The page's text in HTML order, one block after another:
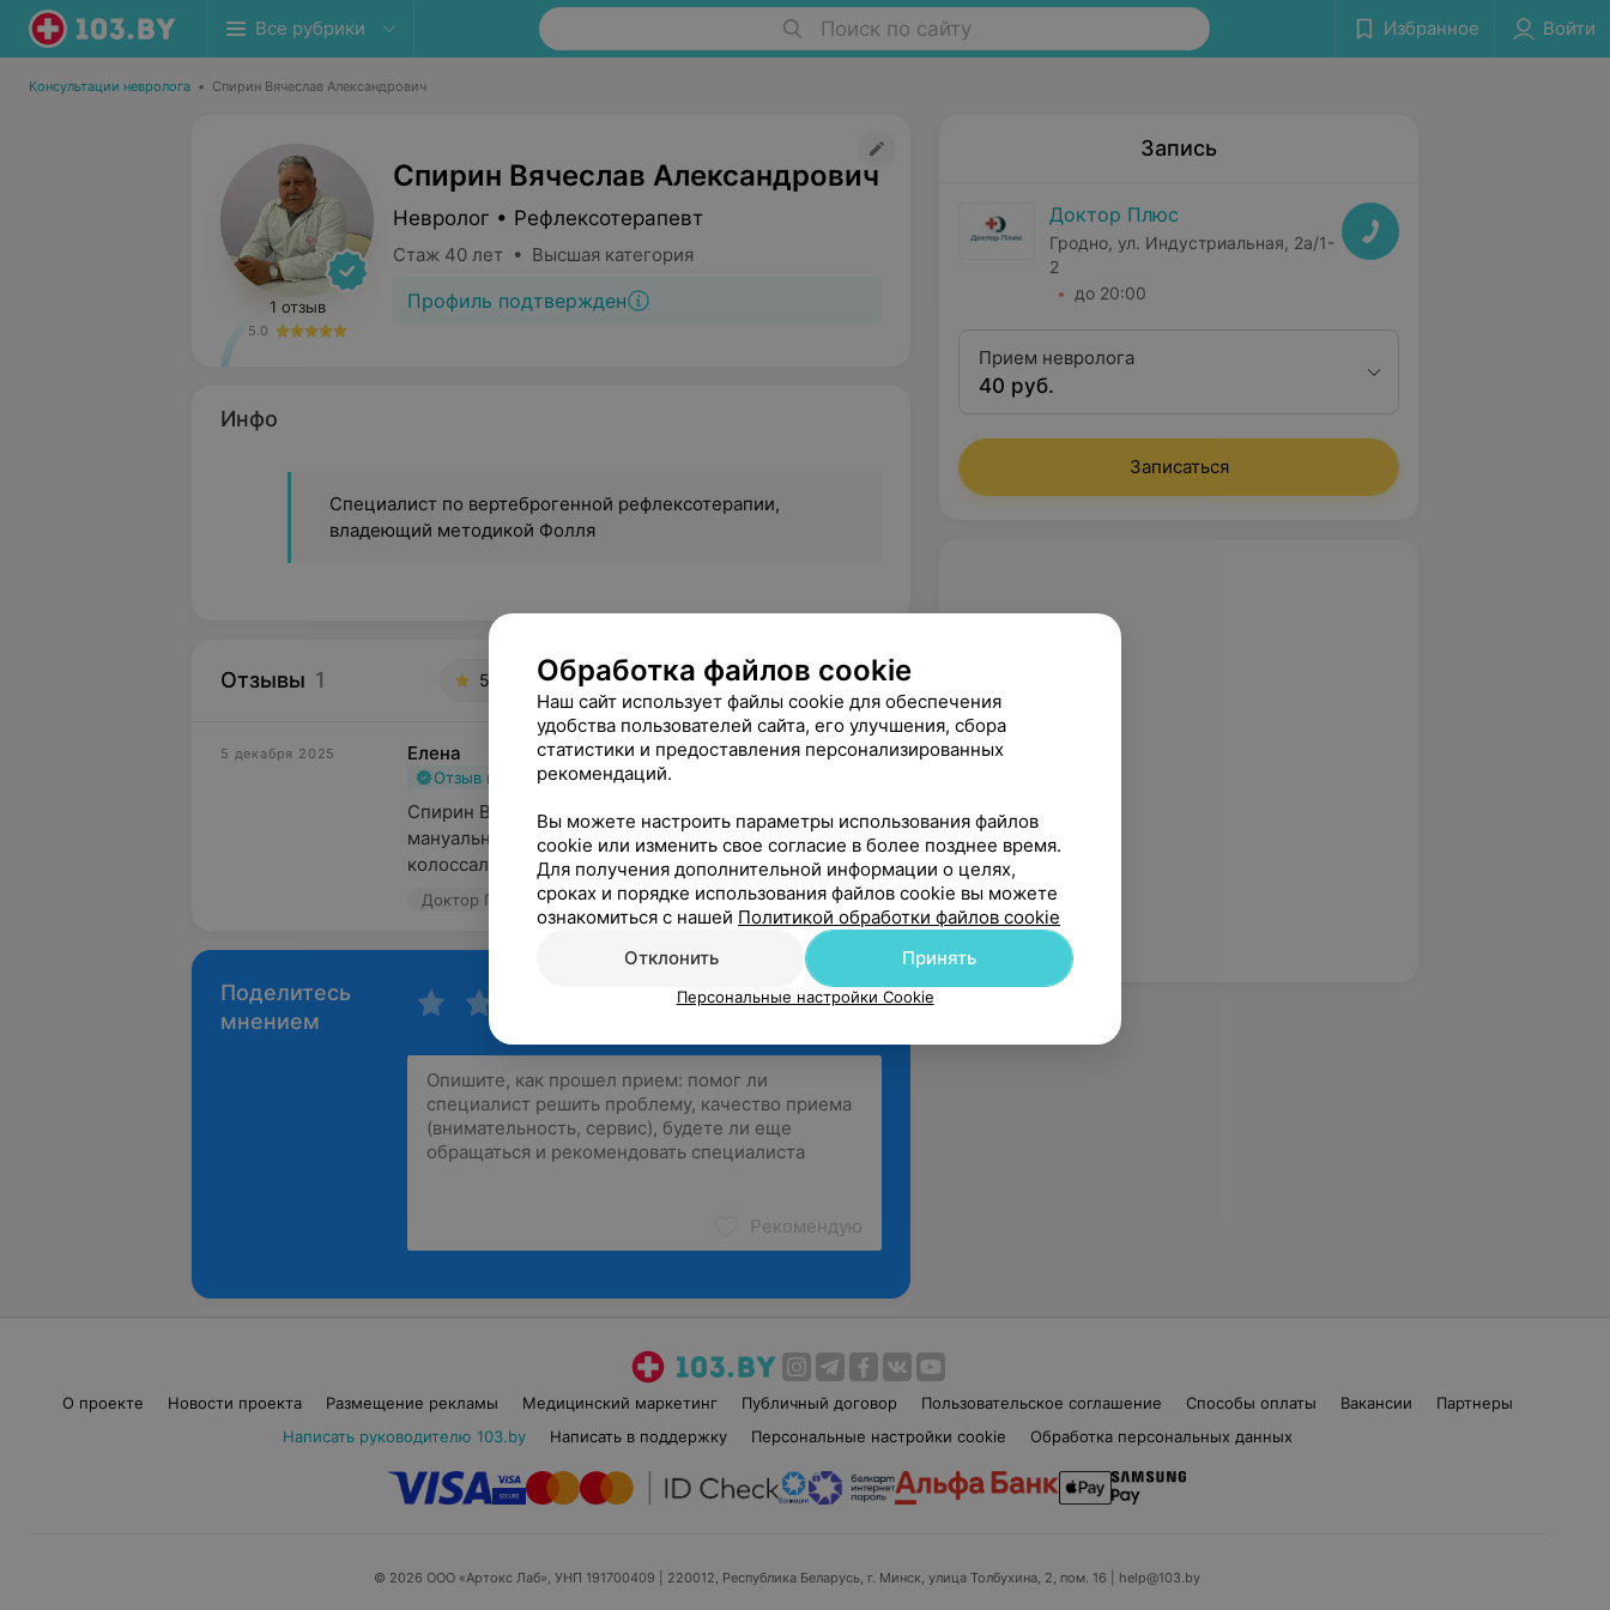
Все рубрики Поиск по сайту Избранное Войти
Консультации невролога • Спирин Вячеслав Александрович
1 отзыв
5.0
Спирин Вячеслав Александрович
Невролог • Рефлексотерапевт
Стаж 40 лет • Высшая категория
Профиль подтвержден
Инфо
Специалист по вертеброгенной рефлексотерапии,
владеющий методикой Фолля
Отзывы 1 5.0 Доктор Плюс, ул. Индустриальная, 2а/1-2
5 декабря 2025 Елена
Отзыв подтвержден
Спирин Вячеслав Александрович ревматолог-
мануальный терапевт прекрасный доктор с
колоссальным опытом. Дотошный, внимате...
Доктор Плюс, ул. Индустриальная, 2а/1-2
Поделитесь
мнением
Рекомендую
Запись
Доктор Плюс
Гродно, ул. Индустриальная, 2а/1-
2
до 20:00
Прием невролога
40 руб.
Записаться
О проекте Новости проекта Размещение рекламы Медицинский маркетинг Публичный договор Пользовательское соглашение Способы оплаты Вакансии
Партнеры
Написать руководителю 103.by
Написать в поддержку Персональные настройки cookie Обработка персональных данных
© 2026 ООО «Артокс Лаб», УНП 191700409 | 220012, Республика Беларусь, г. Минск, улица Толбухина, 2, пом. 16 | help@103.by
Обработка файлов cookie
Наш сайт использует файлы cookie для обеспечения
удобства пользователей сайта, его улучшения, сбора
статистики и предоставления персонализированных
рекомендаций.
Вы можете настроить параметры использования файлов
cookie или изменить свое согласие в более позднее время.
Для получения дополнительной информации о целях,
сроках и порядке использования файлов cookie вы можете
ознакомиться с нашей Политикой обработки файлов cookie
Отклонить
Принять
Персональные настройки Cookie